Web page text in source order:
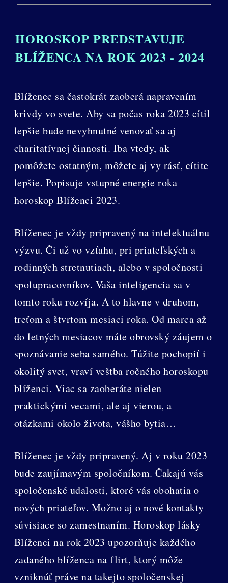
HOROSKOP PREDSTAVUJE
BLÍŽENCA NA ROK 2023 - 2024
Blíženec sa častokrát zaoberá napravením
krivdy vo svete. Aby sa počas roka 2023 cítil
lepšie bude nevyhnutné venovať sa aj
charitatívnej činnosti. Iba vtedy, ak
pomôžete ostatným, môžete aj vy rásť, cítite
lepšie. Popisuje vstupné energie roka
horoskop Blíženci 2023.
Blíženec je vždy pripravený na intelektuálnu
výzvu. Či už vo vzťahu, pri priateľských a
rodinných stretnutiach, alebo v spoločnosti
spolupracovníkov. Vaša inteligencia sa v
tomto roku rozvíja. A to hlavne v druhom,
treťom a štvrtom mesiaci roka. Od marca až
do letných mesiacov máte obrovský záujem o
spoznávanie seba samého. Túžite pochopiť i
okolitý svet, vraví veštba ročného horoskopu
blíženci. Viac sa zaoberáte nielen
praktickými vecami, ale aj vierou, a
otázkami okolo života, vášho bytia…
Blíženec je vždy pripravený. Aj v roku 2023
bude zaujímavým spoločníkom. Čakajú vás
spoločenské udalosti, ktoré vás obohatia o
nových priateľov. Možno aj o nové kontakty
súvisiace so zamestnaním. Horoskop lásky
Blíženci na rok 2023 upozorňuje každého
zadaného blíženca na flirt, ktorý môže
vzniknúť práve na takejto spoločenskej